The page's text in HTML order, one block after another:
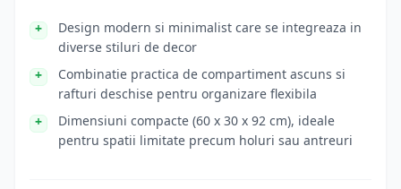
Design modern si minimalist care se integreaza in
diverse stiluri de decor
Combinatie practica de compartiment ascuns si
rafturi deschise pentru organizare flexibila
Dimensiuni compacte (60 x 30 x 92 cm), ideale
pentru spatii limitate precum holuri sau antreuri